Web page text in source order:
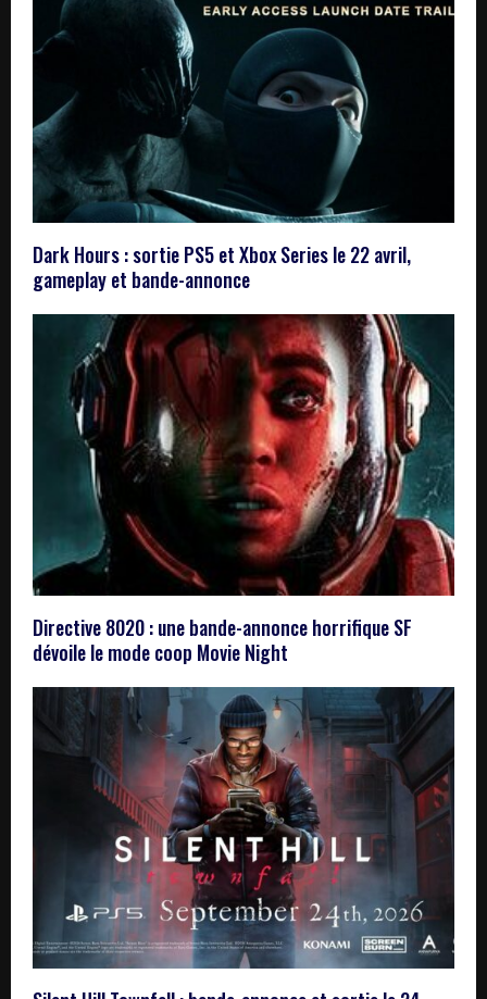
Dark Hours : sortie PS5 et Xbox Series le 22 avril,
gameplay et bande-annonce
Directive 8020 : une bande-annonce horrifique SF
dévoile le mode coop Movie Night